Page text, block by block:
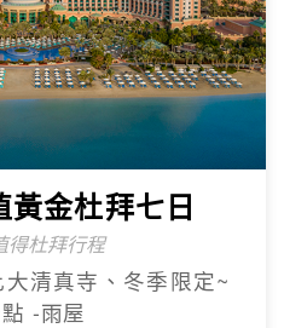
黃金杜拜七日
得杜拜行程
清真寺、冬季限定~
-⾬屋